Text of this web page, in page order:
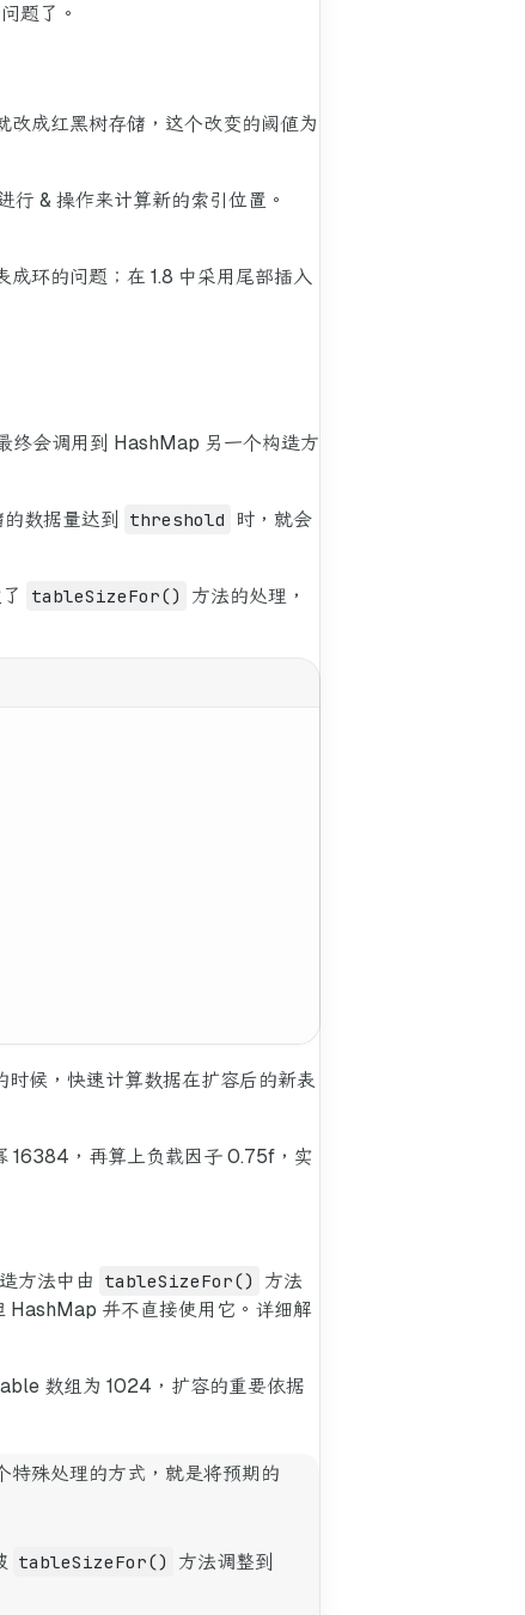
题了。
改成红黑树存储，这个改变的阈值为
行 & 操作来计算新的索引位置。
环的问题；在 1.8 中采用尾部插入
终会调用到 HashMap 另一个构造方
数据量达到 threshold 时，就会
tableSizeFor()
方法的处理，
候，快速计算数据在扩容后的新表
16384，再算上负载因子 0.75f，实
方法中由 tableSizeFor()
方法
HashMap 并不直接使用它。详细解
数组为 1024，扩容的重要依据
特殊处理的方式，就是将预期的
tableSizeFor()
方法调整到